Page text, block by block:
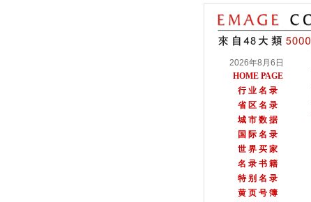
2026年8月6日
HOME PAGE
行 业 名 录
省 区 名 录
城 市 数 据
国 际 名 录
世 界 买 家
名 录 书 籍
特 别 名 录
黄 页 号 簿